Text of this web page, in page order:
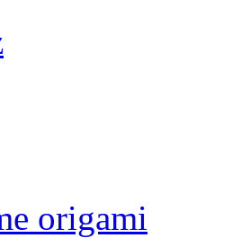
origami